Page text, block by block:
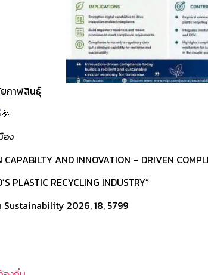
กาฬสินธุ์
อง
CAPABILTY AND INNOVATION – DRIVEN
PLASTIC RECYCLING INDUSTRY”
Sustainability 2026, 18, 5799